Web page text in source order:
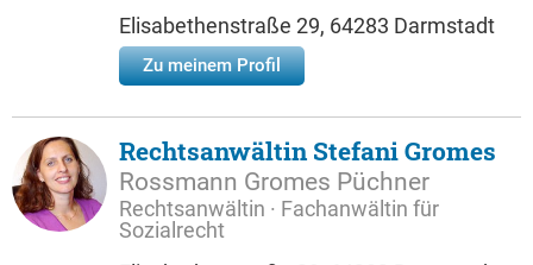
Elisabethenstraße 29, 64283 Darmstadt
Zu meinem Profil
Rechtsanwältin Stefani Gromes
Rossmann Gromes Püchner
Rechtsanwältin · Fachanwältin für
Sozialrecht